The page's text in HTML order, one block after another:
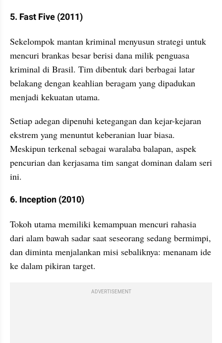
5. Fast Five (2011)
Sekelompok mantan kriminal menyusun strategi untuk
mencuri brankas besar berisi dana milik penguasa
kriminal di Brasil. Tim dibentuk dari berbagai latar
belakang dengan keahlian beragam yang dipadukan
menjadi kekuatan utama.
Setiap adegan dipenuhi ketegangan dan kejar-kejaran
ekstrem yang menuntut keberanian luar biasa.
Meskipun terkenal sebagai waralaba balapan, aspek
pencurian dan kerjasama tim sangat dominan dalam seri
ini.
6. Inception (2010)
Tokoh utama memiliki kemampuan mencuri rahasia
dari alam bawah sadar saat seseorang sedang bermimpi,
dan diminta menjalankan misi sebaliknya: menanam ide
ke dalam pikiran target.
ADVERTISEMENT